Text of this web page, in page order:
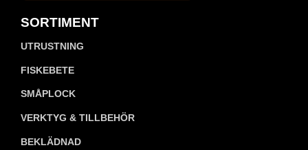
SORTIMENT
UTRUSTNING
FISKEBETE
SMÅPLOCK
VERKTYG & TILLBEHÖR
BEKLÄDNAD